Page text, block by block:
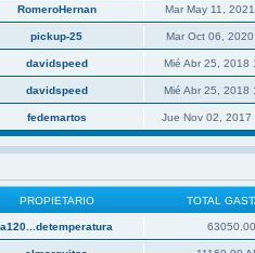
RomeroHernan Mar May 11,
pickup-25 Mar Oct 06,
davidspeed Mié Abr 25, 2018
davidspeed Mié Abr 25, 2018
fedemartos Jue Nov 02, 2017
PROPIETARIO TOTAL
a120...detemperatura 63050.00